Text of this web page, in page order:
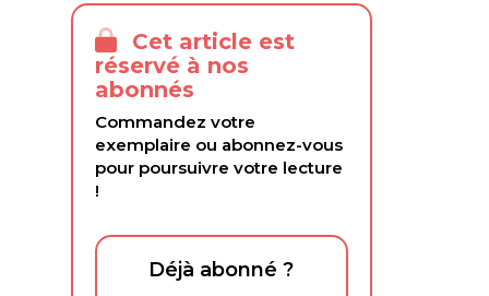
Cet article est
réservé à nos
abonnés
Commandez votre
exemplaire ou abonnez-vous
pour poursuivre votre lecture
!
Déjà abonné ?